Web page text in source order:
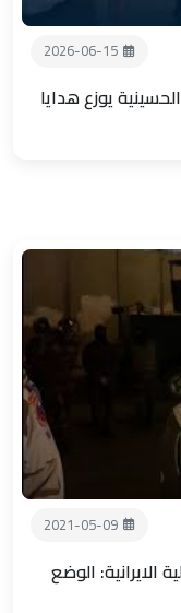
2026-06-15
يوزع هدايا
2021-05-09
الايرانية: الوضع